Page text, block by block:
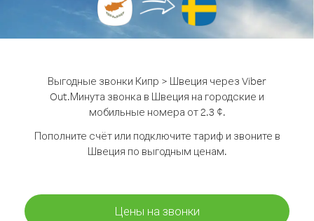
Выгодные звонки Кипр > Швеция через Viber
Out.Минута звонка в Швеция на городские и
мобильные номера от 2.3 ¢.
Пополните счёт или подключите тариф и звоните в
Швеция по выгодным ценам.
Цены на звонки